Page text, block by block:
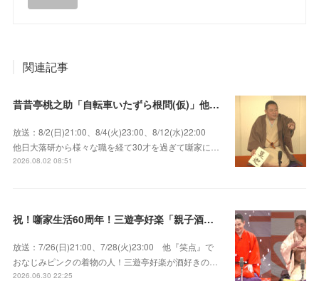
関連記事
昔昔亭桃之助「自転車いたずら根問(仮)」他～師匠・桃太郎のいない初めての桜の季節の独演会！
放送：8/2(日)21:00、8/4(火)23:00、8/12(水)22:00
他日大落研から様々な職を経て30才を過ぎて噺家に…
2026.08.02 08:51
祝！噺家生活60周年！三遊亭好楽「親子酒」錦笑亭満堂「桜ん坊」～満堂フェス2026
放送：7/26(日)21:00、7/28(火)23:00 他『笑点』で
おなじみピンクの着物の人！三遊亭好楽が酒好きの…
2026.06.30 22:25